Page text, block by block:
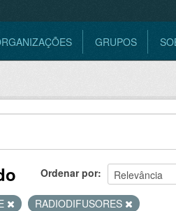
GRUPOS
Ordenar por
RADIODIFUSORES